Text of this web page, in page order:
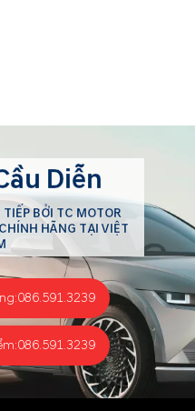
Diễn
BỞI TC MOTOR
HÃNG TẠI VIỆT
086.591.3239
086.591.3239